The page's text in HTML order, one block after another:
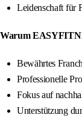
Leidenschaft für
Warum
Bewährtes
Professionelle
Fokus auf
Unterstützung